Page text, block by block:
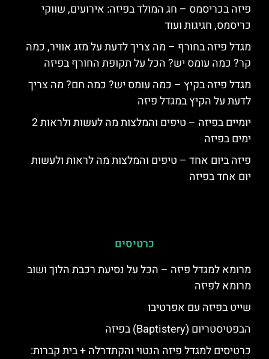
פיזה בכריסמס – חג המולד בפיזה: אירועים, שווקי
כריסמס, חגיגות ועוד
מגדל פיזה בחורף – מה צריך לדעת על מזג אוויר, כמה
קר? כמה עומס יש? הכל על תקופת החורף בפיזה
מגדל פיזה בקיץ – כמה עומס יש? כמה חם? מה צריך
לדעת על הקיץ במגדל פיזה
יומיים בפיזה – טיפים והמלצות מה לעשות ולראות 2
ימים בפיזה
פיזה ביום אחד – טיפים והמלצות מה לראות ולעשות
יום אחד בפיזה
כרטיסים
מרומא למגדל פיזה – הכל על נסיעת רכבת הלוך ושוב
מרומא לפיזה
שייט בפיזה עם אפרטיבו
הבפטיסטריום (Baptistery) בפיזה
כרטיסים למגדל פיזה הנטוי והקתדרלה + בית קברות: